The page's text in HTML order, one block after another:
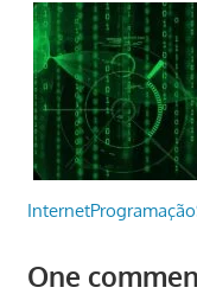
InternetProgramação
One